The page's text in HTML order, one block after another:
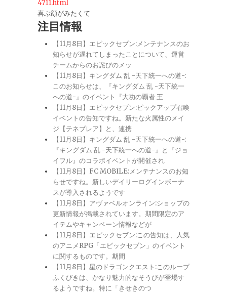
4711.html
喜ぶ顔がみたくて
注目情報
【11月8日】エピックセブン:メンテナンスのお
知らせが遅れてしまったことについて、運営
チームからのお詫びのメッ
【11月8日】キングダム 乱 -天下統一への道-:
このお知らせは、『キングダム 乱 -天下統一
への道-』のイベント『大功の覇者 王
【11月8日】エピックセブン:ピックアップ召喚
イベントの告知ですね。新たな火属性のメイ
ジ【テネブレア】と、連携
【11月8日】キングダム 乱 -天下統一への道-:
『キングダム 乱 -天下統一への道-』と『ジョ
イフル』のコラボイベントが開催され
【11月8日】FC MOBILE:メンテナンスのお知
らせですね。新しいデイリーログインボーナ
スが導入されるようです
【11月8日】アヴァベルオンライン:ショップの
更新情報が掲載されています。期間限定のア
イテムやキャンペーン情報などが
【11月8日】エピックセブン:この告知は、人気
のアニメRPG「エピックセブン」のイベント
に関するものです。期間
【11月8日】星のドラゴンクエスト:このループ
ふくびきは、かなり魅力的なそうびが登場す
るようですね。特に「きせきのつ